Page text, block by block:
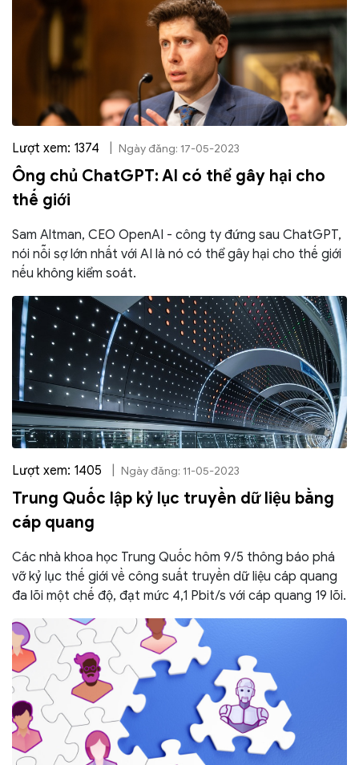
Lượt xem: 1374 Ngày đăng: 17-05-2023
Ông chủ ChatGPT: AI có thể gây hại cho
thế giới
Sam Altman, CEO OpenAI - công ty đứng sau ChatGPT,
nói nỗi sợ lớn nhất với AI là nó có thể gây hại cho thế giới
nếu không kiểm soát.
Lượt xem: 1405 Ngày đăng: 11-05-2023
Trung Quốc lập kỷ lục truyền dữ liệu bằng
cáp quang
Các nhà khoa học Trung Quốc hôm 9/5 thông báo phá
vỡ kỷ lục thế giới về công suất truyền dữ liệu cáp quang
đa lõi một chế độ, đạt mức 4,1 Pbit/s với cáp quang 19 lõi.